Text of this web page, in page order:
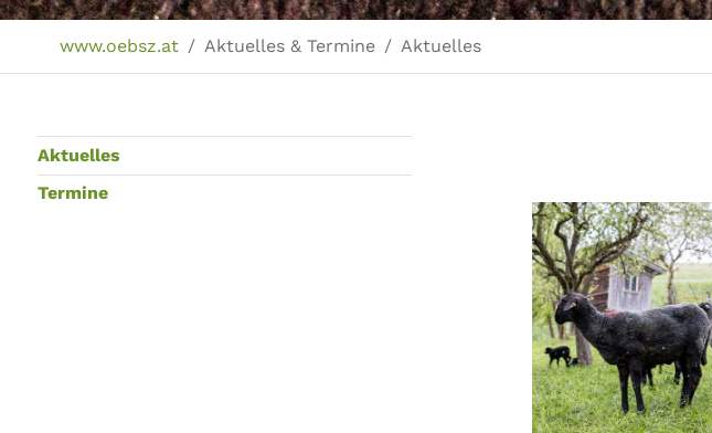
www.oebsz.at Aktuelles & Termine Aktuelles
Aktuelles
Termine